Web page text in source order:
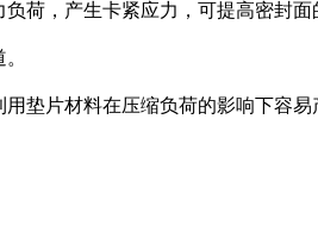
荷，产生卡紧应力，可提高密封
垫片材料在压缩负荷的影响下容